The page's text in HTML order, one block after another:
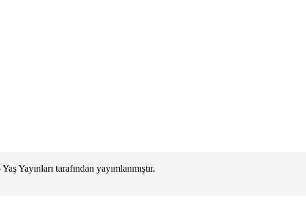
Yayınları tarafından yayımlanmıştır.